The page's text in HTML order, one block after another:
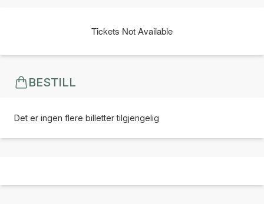
Tickets Not Available
BESTILL
Det er ingen flere billetter tilgjengelig